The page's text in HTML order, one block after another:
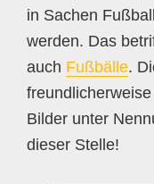
in Sachen
werden. Das
auch Fußbälle.
Bilder unter
dieser Stelle!